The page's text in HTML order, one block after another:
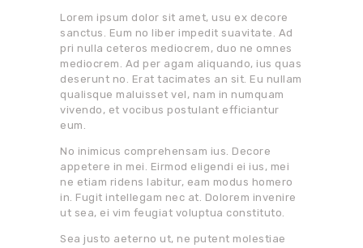
Lorem ipsum dolor sit amet, usu ex decore
sanctus. Eum no liber impedit suavitate. Ad
pri nulla ceteros mediocrem, duo ne omnes
mediocrem. Ad per agam aliquando, ius quas
deserunt no. Erat tacimates an sit. Eu nullam
qualisque maluisset vel, nam in numquam
vivendo, et vocibus postulant efficiantur
eum.
No inimicus comprehensam ius. Decore
appetere in mei. Eirmod eligendi ei ius, mei
ne etiam ridens labitur, eam modus homero
in. Fugit intellegam nec at. Dolorem invenire
ut sea, ei vim feugiat voluptua constituto.
Sea justo aeterno ut, ne putent molestiae